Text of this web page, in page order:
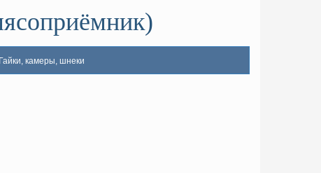
Гайки, камеры, шнеки